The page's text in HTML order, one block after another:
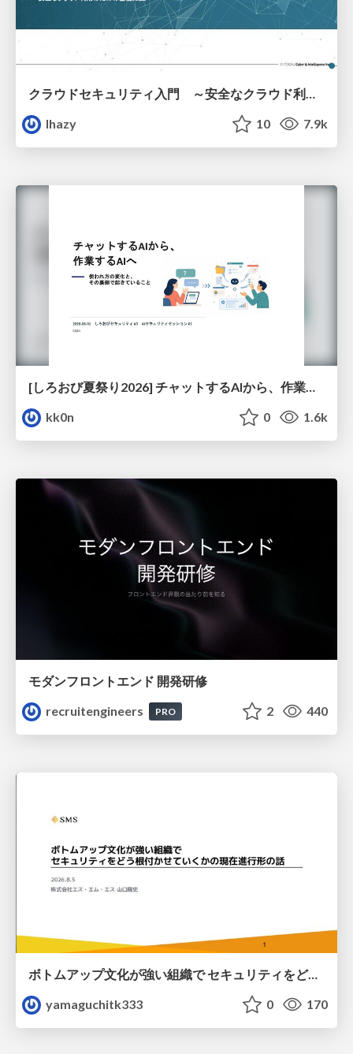
クラウドセキュリティ入門 ～安全なクラウド利用のための基礎知識～
lhazy
10 7.9k
[しろおび夏祭り2026] チャットするAIから、作業するAIへ - 使われ方の変化と、その裏側で起きていること
kk0n
0 1.6k
モダンフロントエンド 開発研修
recruitengineers
PRO 2 440
ボトムアップ文化が強い組織で セキュリティをどう根付かせていくかの現在進行形の話 / Making Security Stick in a Bottom-Up Organization
yamaguchitk333
0 170